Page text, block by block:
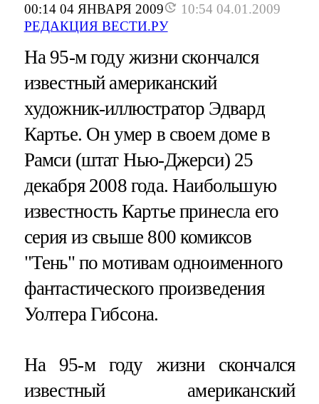
00:14 04 ЯНВАРЯ 2009
10:54 04.01.2009
РЕДАКЦИЯ ВЕСТИ.РУ
На 95-м году жизни скончался
известный американский
художник-иллюстратор Эдвард
Картье. Он умер в своем доме в
Рамси (штат Нью-Джерси) 25
декабря 2008 года. Наибольшую
известность Картье принесла его
серия из свыше 800 комиксов
"Тень" по мотивам одноименного
фантастического произведения
Уолтера Гибсона.
На 95-м году жизни скончался
известный американский